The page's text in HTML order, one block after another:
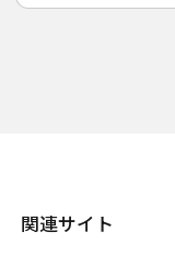
関連サイト